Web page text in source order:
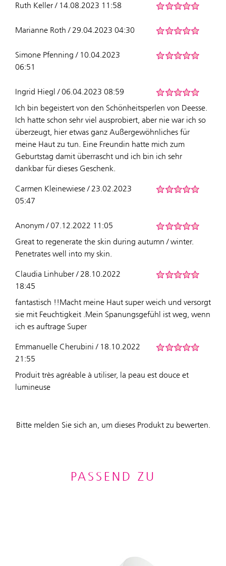
Ruth Keller / 14.08.2023 11:58
Marianne Roth / 29.04.2023 04:30
Simone Pfenning / 10.04.2023
06:51
Ingrid Hiegl / 06.04.2023 08:59
Ich bin begeistert von den Schönheitsperlen von Deesse.
Ich hatte schon sehr viel ausprobiert, aber nie war ich so
überzeugt, hier etwas ganz Außergewöhnliches für
meine Haut zu tun. Eine Freundin hatte mich zum
Geburtstag damit überrascht und ich bin ich sehr
dankbar für dieses Geschenk.
Carmen Kleinewiese / 23.02.2023
05:47
Anonym / 07.12.2022 11:05
Great to regenerate the skin during autumn / winter.
Penetrates well into my skin.
Claudia Linhuber / 28.10.2022
18:45
fantastisch !!Macht meine Haut super weich und versorgt
sie mit Feuchtigkeit .Mein Spanungsgefühl ist weg, wenn
ich es auftrage Super
Emmanuelle Cherubini / 18.10.2022
21:55
Produit très agréable à utiliser, la peau est douce et
lumineuse
Bitte melden Sie sich an, um dieses Produkt zu bewerten.
PASSEND ZU